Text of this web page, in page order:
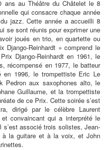
ans au Théâtre du Châtelet le 8
qui consacre chaque année
jazz. Cette année a accueilli 8
se sont réunis pour exprimer une
joués en trio, en quartette ou
Reinhardt » comprend le
Django-Reinhardt en 1961, le
récompensé en 1977, le batteur
en 1996, le trompettiste Eric Le
Pedron aux saxophones alto, le
Guillaume, et la trompettiste
de ce Prix. Cette soirée s’est
dirigé par le célèbre Laurent
convaincant qui a interprété le
s’est associé trois solistes, Jean-
à la guitare et à la voix, et John